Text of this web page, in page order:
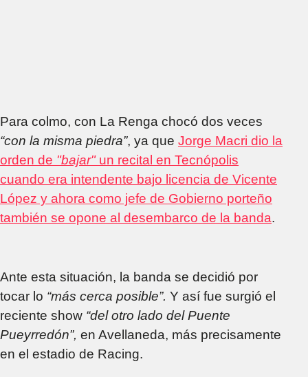
Para colmo, con La Renga chocó dos veces
“con la misma piedra”, ya que Jorge Macri dio la
orden de "bajar" un recital en Tecnópolis
cuando era intendente bajo licencia de Vicente
López y ahora como jefe de Gobierno porteño
también se opone al desembarco de la banda.
Ante esta situación, la banda se decidió por
tocar lo “más cerca posible”. Y así fue surgió el
reciente show “del otro lado del Puente
Pueyrredón”, en Avellaneda, más precisamente
en el estadio de Racing.